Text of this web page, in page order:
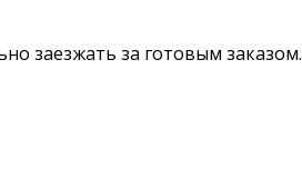
заезжать за готовым заказом.